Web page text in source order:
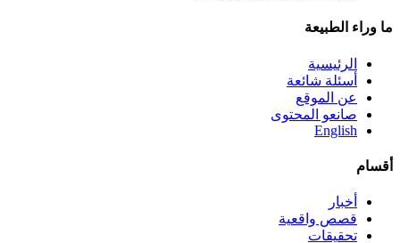
ما وراء الطبيعة
الرئيسية
أسئلة شائعة
عن الموقع
صانعو المحتوى
English
أقسام
أخبار
قصص واقعية
تحقيقات